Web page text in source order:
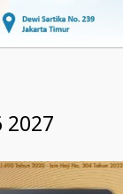
2027